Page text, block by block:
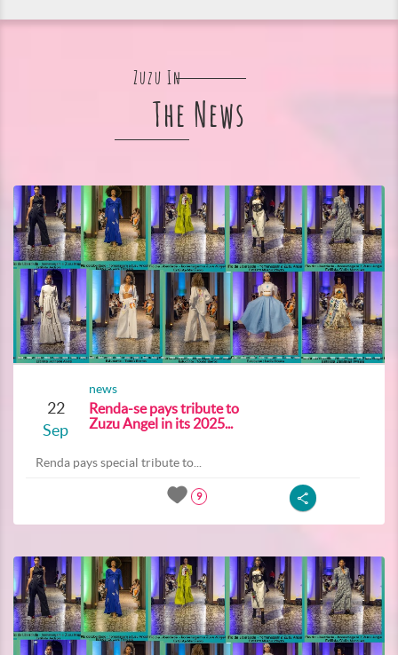
Zuzu In
The News
22
Sep
news
Renda-se pays tribute to
Zuzu Angel in its 2025...
Renda pays special tribute to...
9